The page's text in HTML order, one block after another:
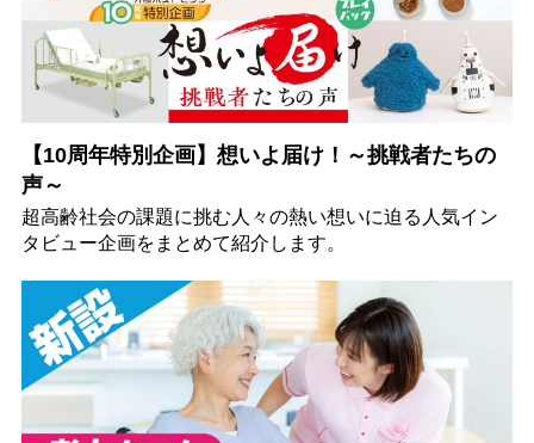
【10周年特別企画】想いよ届け！～挑戦者たちの
声～
超高齢社会の課題に挑む人々の熱い想いに迫る人気イン
タビュー企画をまとめて紹介します。